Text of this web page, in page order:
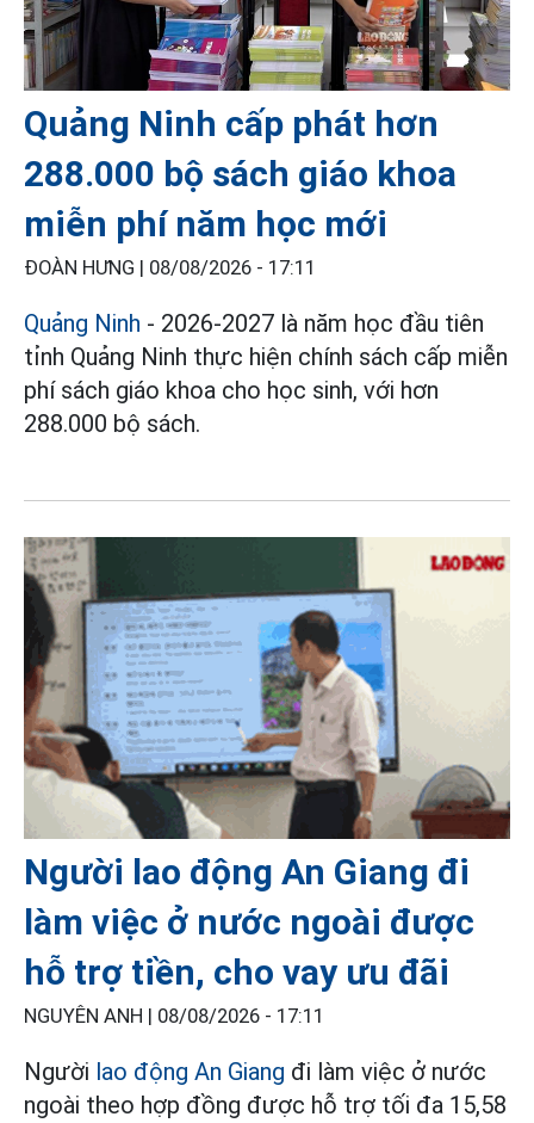
Quảng Ninh cấp phát hơn
288.000 bộ sách giáo khoa
miễn phí năm học mới
ĐOÀN HƯNG | 08/08/2026 - 17:11
Quảng Ninh - 2026-2027 là năm học đầu tiên
tỉnh Quảng Ninh thực hiện chính sách cấp miễn
phí sách giáo khoa cho học sinh, với hơn
288.000 bộ sách.
Người lao động An Giang đi
làm việc ở nước ngoài được
hỗ trợ tiền, cho vay ưu đãi
NGUYÊN ANH | 08/08/2026 - 17:11
Người lao động An Giang đi làm việc ở nước
ngoài theo hợp đồng được hỗ trợ tối đa 15,58